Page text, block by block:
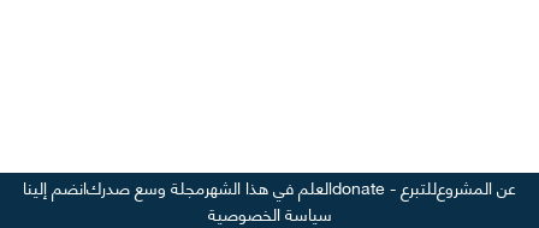
عن المشروعللتبرع - donate العلم في هذا الشهرمجلة وسع صدركانضم إلينا
سياسة الخصوصية